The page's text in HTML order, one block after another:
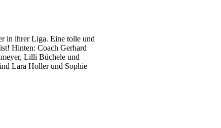
in ihrer Liga. Eine tolle und
Hinten: Coach Gerhard
Lilli Büchele und
Lara Holler und Sophie